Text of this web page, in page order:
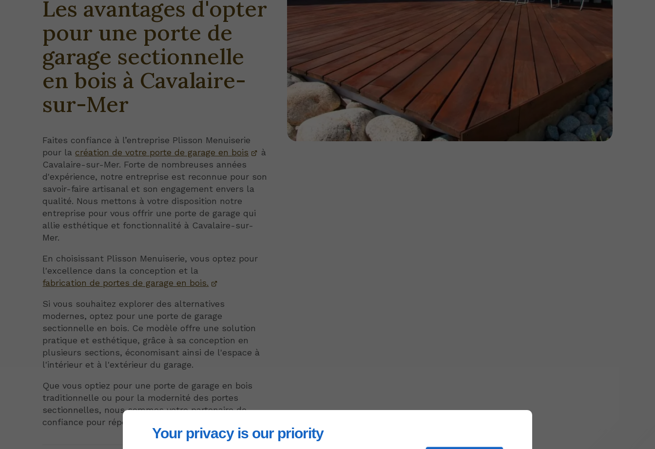
Your privacy is our priority
Les avantages d'opter
pour une porte de
garage sectionnelle
en bois à Cavalaire-
sur-Mer
Faites confiance à l’entreprise Plisson Menuiserie
pour lacréation de votre porte de garage en bois
à
Cavalaire-sur-Mer. Forte de nombreuses années
d'expérience, notre entreprise est reconnue pour son
savoir-faire artisanal et son engagement envers la
qualité. Nous mettons à votre disposition notre
entreprise pour vous offrir une porte de garage qui
allie esthétique et fonctionnalité à Cavalaire-sur-
Mer.
En choisissant Plisson Menuiserie, vous optez pour
l'excellence dans la conception et la
fabrication de portes de garage en bois.
Si vous souhaitez explorer des alternatives
modernes, optez pour une porte de garage
sectionnelle en bois. Ce modèle offre une solution
pratique et esthétique, grâce à sa conception en
plusieurs sections, économisant ainsi de l'espace à
l'intérieur et à l'extérieur du garage.
Que vous optiez pour une porte de garage en bois
traditionnelle ou pour la modernité des portes
sectionnelles, nous sommes votre partenaire de
confiance pour répondre à vos besoins.